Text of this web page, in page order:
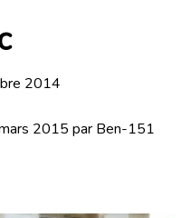
2014
2015 par Ben-151